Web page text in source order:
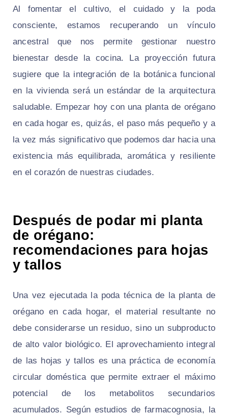
Al fomentar el cultivo, el cuidado y la poda
consciente, estamos recuperando un vínculo
ancestral que nos permite gestionar nuestro
bienestar desde la cocina. La proyección futura
sugiere que la integración de la botánica funcional
en la vivienda será un estándar de la arquitectura
saludable. Empezar hoy con una planta de orégano
en cada hogar es, quizás, el paso más pequeño y a
la vez más significativo que podemos dar hacia una
existencia más equilibrada, aromática y resiliente
en el corazón de nuestras ciudades.
Después de podar mi planta
de orégano:
recomendaciones para hojas
y tallos
Una vez ejecutada la poda técnica de la planta de
orégano en cada hogar, el material resultante no
debe considerarse un residuo, sino un subproducto
de alto valor biológico. El aprovechamiento integral
de las hojas y tallos es una práctica de economía
circular doméstica que permite extraer el máximo
potencial de los metabolitos secundarios
acumulados. Según estudios de farmacognosia, la